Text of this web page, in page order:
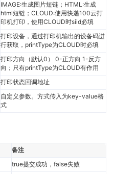
IMAGE:生成图片短链；HTML:生成
html短链；CLOUD:使用快递100云打
印机打印，使用CLOUD时siid必填
打印设备，通过打印机输出的设备码进
行获取，printType为CLOUD时必填
打印方向（默认0） 0-正方向 1-反方
向；只有printType为CLOUD有作用
打印状态回调地址
自定义参数。方式传入为key-value格
式
备注
true提交成功，false失败